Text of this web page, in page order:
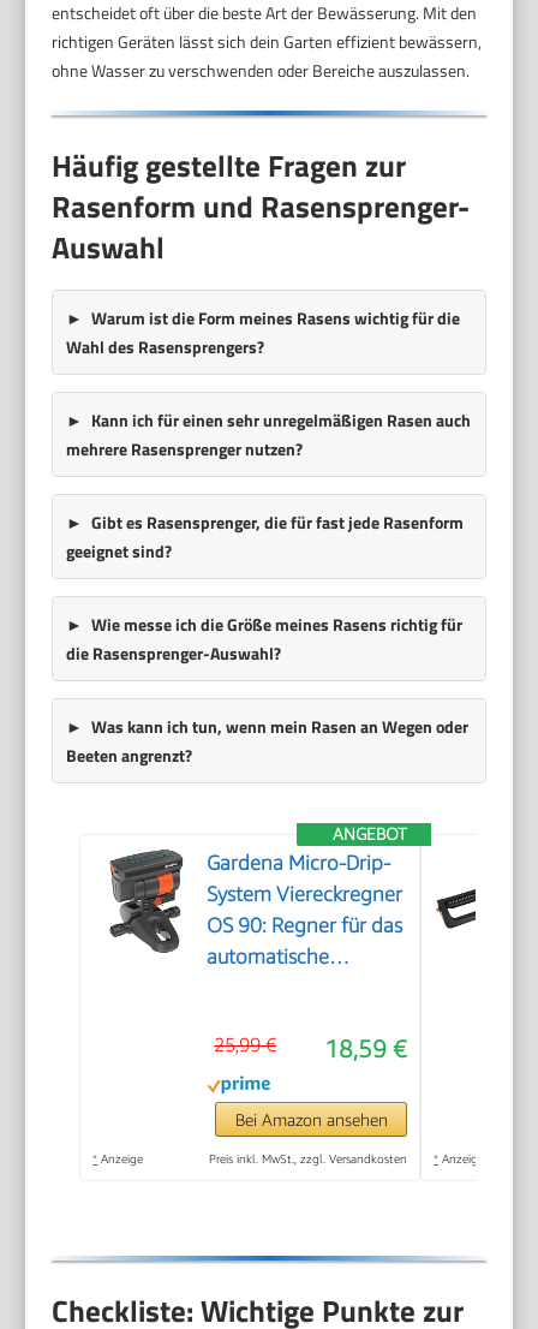
entscheidet oft über die beste Art der Bewässerung. Mit den
richtigen Geräten lässt sich dein Garten effizient bewässern,
ohne Wasser zu verschwenden oder Bereiche auszulassen.
Häufig gestellte Fragen zur
Rasenform und Rasensprenger-
Auswahl
Warum ist die Form meines Rasens wichtig für die
Wahl des Rasensprengers?
Kann ich für einen sehr unregelmäßigen Rasen auch
mehrere Rasensprenger nutzen?
Gibt es Rasensprenger, die für fast jede Rasenform
geeignet sind?
Wie messe ich die Größe meines Rasens richtig für
die Rasensprenger-Auswahl?
Was kann ich tun, wenn mein Rasen an Wegen oder
Beeten angrenzt?
ANGEBOT
Gardena Micro-Drip-
System Viereckregner
OS 90: Regner für das
automatische
Flächen bis 90 m²
einstellbar, Quick &
Easy
Verbindungstechnik
18,59 €
25,99 €
Bei Amazon ansehen
* Anzeige Preis inkl. MwSt., zzgl. Versandkosten * Anzeige
Checkliste: Wichtige Punkte zur